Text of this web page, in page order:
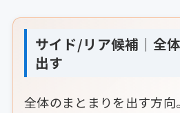
サイド/リア候補｜全
出す
全体のまとまりを出す方向。